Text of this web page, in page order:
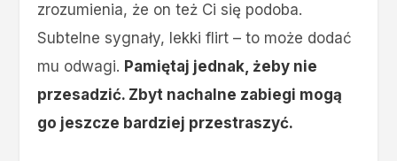
zrozumienia, że on też Ci się podoba.
Subtelne sygnały, lekki flirt – to może dodać
mu odwagi. Pamiętaj jednak, żeby nie
przesadzić. Zbyt nachalne zabiegi mogą
go jeszcze bardziej przestraszyć.